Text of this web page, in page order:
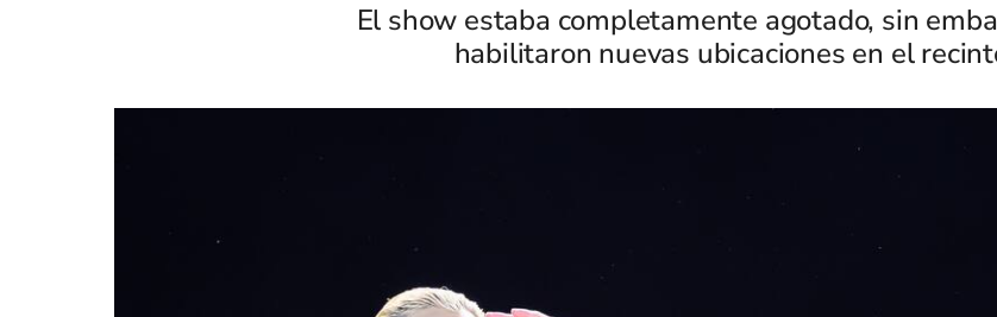
El show estaba completamente agotado, sin
habilitaron nuevas ubicaciones en el